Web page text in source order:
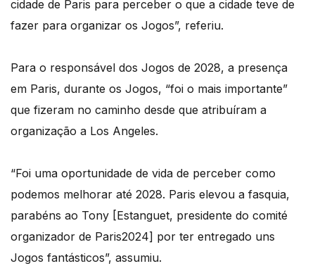
cidade de Paris para perceber o que a cidade teve de
fazer para organizar os Jogos”, referiu.
Para o responsável dos Jogos de 2028, a presença
em Paris, durante os Jogos, “foi o mais importante”
que fizeram no caminho desde que atribuíram a
organização a Los Angeles.
“Foi uma oportunidade de vida de perceber como
podemos melhorar até 2028. Paris elevou a fasquia,
parabéns ao Tony [Estanguet, presidente do comité
organizador de Paris2024] por ter entregado uns
Jogos fantásticos”, assumiu.